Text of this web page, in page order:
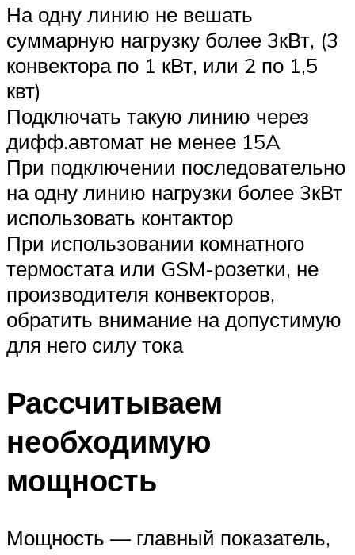
На одну линию не вешать
суммарную нагрузку более 3кВт, (3
конвектора по 1 кВт, или 2 по 1,5
квт)
Подключать такую линию через
дифф.автомат не менее 15A
При подключении последовательно
на одну линию нагрузки более 3кВт
использовать контактор
При использовании комнатного
термостата или GSM-розетки, не
производителя конвекторов,
обратить внимание на допустимую
для него силу тока
Рассчитываем
необходимую
мощность
Мощность — главный показатель,